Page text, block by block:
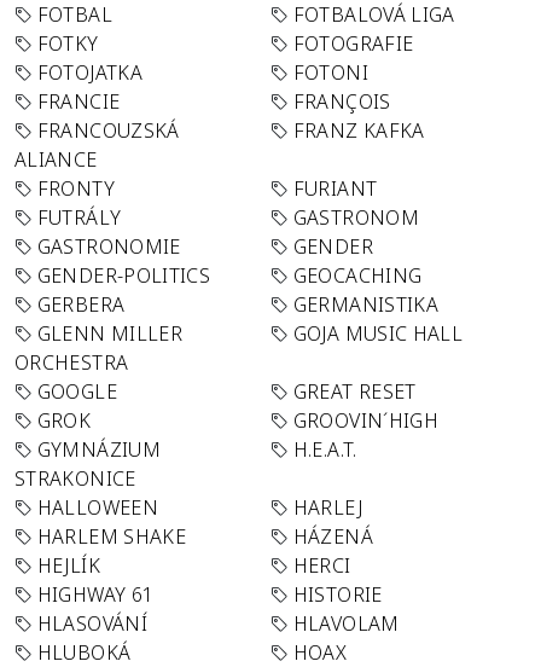
FOTBAL
FOTBALOVÁ LIGA
FOTKY
FOTOGRAFIE
FOTOJATKA
FOTONI
FRANCIE
FRANÇOIS
FRANCOUZSKÁ
ALIANCE
FRANZ KAFKA
FRONTY
FURIANT
FUTRÁLY
GASTRONOM
GASTRONOMIE
GENDER
GENDER-POLITICS
GEOCACHING
GERBERA
GERMANISTIKA
GLENN MILLER
ORCHESTRA
GOJA MUSIC HALL
GOOGLE
GREAT RESET
GROK
GROOVIN´HIGH
GYMNÁZIUM
STRAKONICE
H.E.A.T.
HALLOWEEN
HARLEJ
HARLEM SHAKE
HÁZENÁ
HEJLÍK
HERCI
HIGHWAY 61
HISTORIE
HLASOVÁNÍ
HLAVOLAM
HLUBOKÁ
HOAX